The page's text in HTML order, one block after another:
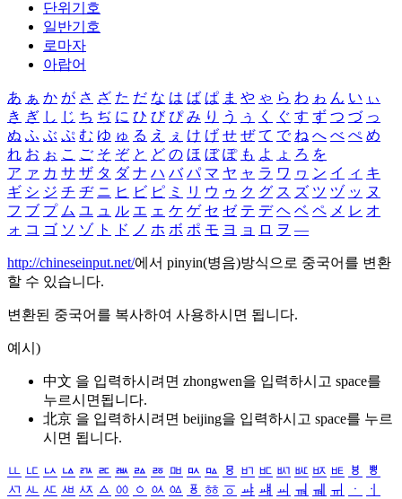
단위기호
일반기호
로마자
아랍어
あ ぁ か が さ ざ た だ な は ば ぱ ま や ゃ ら わ ゎ ん い ぃ
き ぎ し じ ち ぢ に ひ び ぴ み り う ぅ く ぐ す ず つ づ っ
ぬ ふ ぶ ぷ む ゆ ゅ る え ぇ け げ せ ぜ て で ね へ べ ぺ め
れ お ぉ こ ご そ ぞ と ど の ほ ぼ ぽ も よ ょ ろ を
ア ァ カ サ ザ タ ダ ナ ハ バ パ マ ヤ ャ ラ ワ ヮ ン イ ィ キ
ギ シ ジ チ ヂ ニ ヒ ビ ピ ミ リ ウ ゥ ク グ ス ズ ツ ヅ ッ ヌ
フ ブ プ ム ユ ュ ル エ ェ ケ ゲ セ ゼ テ デ ヘ ベ ペ メ レ オ
ォ コ ゴ ソ ゾ ト ド ノ ホ ボ ポ モ ヨ ョ ロ ヲ ―
http://chineseinput.net/에서 pinyin(병음)방식으로 중국어를 변환
할 수 있습니다.
변환된 중국어를 복사하여 사용하시면 됩니다.
예시)
中文 을 입력하시려면 zhongwen을 입력하시고 space를
누르시면됩니다.
北京 을 입력하시려면 beijing을 입력하시고 space를 누르
시면 됩니다.
ㅥ ㅦ ㅧ ㅨ ㅩ ㅪ ㅫ ㅬ ㅭ ㅮ ㅯ ㅰ ㅱ ㅲ ㅳ ㅴ ㅵ ㅶ ㅷ ㅸ
ㅹ
ㅺ ㅻ ㅼ ㅽ ㅾ ㅿ ㆀ ㆁ ㆂ ㆃ ㆄ ㆅ ㆆ ㆇ ㆈ ㆉ ㆊ ㆋ ㆌ ㆍ
ㆎ